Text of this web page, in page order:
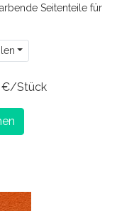
Seitenteile für
€/Stück